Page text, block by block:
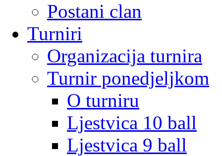
Postani clan
Turniri
Organizacija turnira
Turnir ponedjeljkom
O turniru
Ljestvica 10 ball
Ljestvica 9 ball